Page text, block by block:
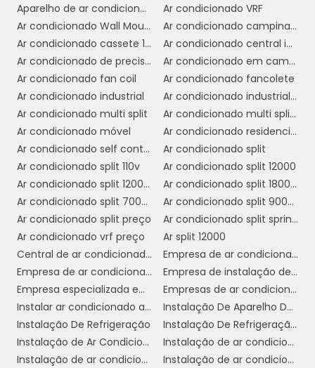
oferecer umdesempenho superiorcom
menor consumo de energia, o que se traduz
emeconomia significativanas contas de
eletricidade. Para comércios que operam o ar
condicionado por longos períodos, essa
eficiência pode resultar em umaredução
substancialnos custos operacionais
mensais.
O ar condicionado split 12000 utiliza
tecnologia inverter , que ajusta
automaticamente a velocidade do
compressor de acordo com a demanda de
resfriamento. Isso significa que o aparelho
não precisa ligar e desligar constantemente
para manter a temperatura desejada, o que é
um dos fatores que mais consome energia
em sistemas de climatização tradicionais.
Com essa tecnologia, o consumo de energia
pode ser reduzido em até 40%em
comparação com modelos convencionais.
Aparelho de ar condicionado multi Split
Ar condicionado VRF
Ar condicionado Wall Mounted
Ar condicionado campinas preço
Ar condicionado cassete 1 via
Ar condicionado central industrial
Ar condicionado de precisão
Ar condicionado em campinas instalação
Ar condicionado fan coil
Ar condicionado fancolete
Ar condicionado industrial
Ar condicionado industrial campinas
Ar condicionado multi split
Ar condicionado multi split comprar
Ar condicionado móvel
Ar condicionado residencial
Ar condicionado self contained preço
Ar condicionado split
Ar condicionado split 110v
Ar condicionado split 12000
Ar condicionado split 12000 btus inverter
Ar condicionado split 1800 btus
Ar condicionado split 7000 btus
Ar condicionado split 9000 btus inverter
Ar condicionado split preço
Ar condicionado split springer
Ar condicionado vrf preço
Ar split 12000
Central de ar condicionado industrial
Empresa de ar condicionado central
Empresa de ar condicionado em cosmópolis
Empresa de instalação de ar condicionado em sp
Empresa especializada em ar condicionado em sp
Empresas de ar condicionado sp
Instalar ar condicionado americana
Instalação De Aparelho De Refrigeração
Instalação De Refrigeração
Instalação De Refrigeração Em Sp
Instalação de Ar Condicionado
Instalação de ar condicionado campinas
Instalação de ar condicionado daikin
Instalação de ar condicionado em sp